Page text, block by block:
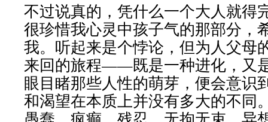
不过说真的，凭什么一个大人就得
很珍惜我心灵中孩子气的那部分，
我。听起来是个悖论，但为人父母
来回的旅程——既是一种进化，又
眼目睹那些人性的萌芽，便会意识
和渴望在本质上并没有多大的不同